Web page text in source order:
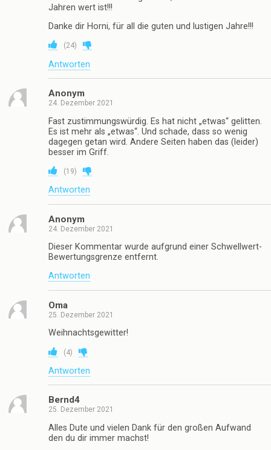
Jahren wert ist!!!
Danke dir Horni, für all die guten und lustigen Jahre!!!
(24)
Antworten
Anonym
24. Dezember 2021
Fast zustimmungswürdig. Es hat nicht „etwas“ gelitten.
Es ist mehr als „etwas“. Und schade, dass so wenig
dagegen getan wird. Andere Seiten haben das (leider)
besser im Griff.
(19)
Antworten
Anonym
24. Dezember 2021
Dieser Kommentar wurde aufgrund einer Schwellwert-
Bewertungsgrenze entfernt.
Antworten
Oma
25. Dezember 2021
Weihnachtsgewitter!
(4)
Antworten
Bernd4
25. Dezember 2021
Alles Dute und vielen Dank für den großen Aufwand
den du dir immer machst!